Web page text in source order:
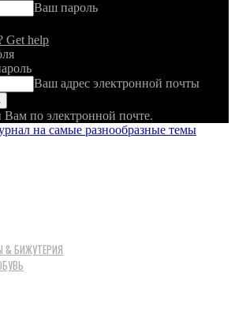
Ваш пароль
Get help
Ваш адрес электронной почты
Вам по электронной почте.
на самые разнообразные темы
& БИЖУТЕРИЯ